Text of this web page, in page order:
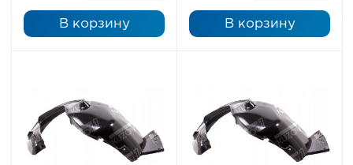
В корзину В корзину